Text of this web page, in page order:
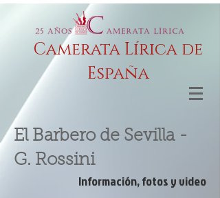
Camerata Lírica de
España
El Barbero de Sevilla -
G. Rossini
Información, fotos y video